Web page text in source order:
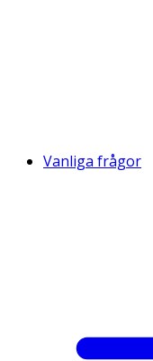
Vanliga frågor